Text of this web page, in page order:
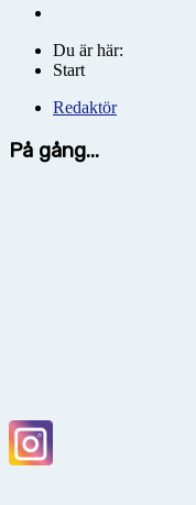
Du är här:
Start
Redaktör
På gång...